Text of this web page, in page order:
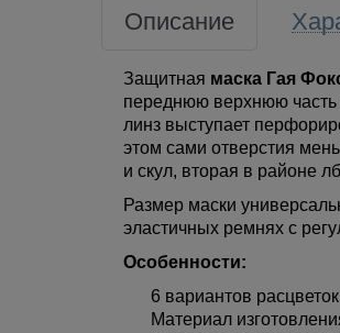
Описание
Защитная маска Гая
переднюю верхнюю часть
линз выступает
этом сами отверстия
и скул, вторая в районе
Размер маски
эластичных ремнях с
Особенности:
6 вариантов
Материал